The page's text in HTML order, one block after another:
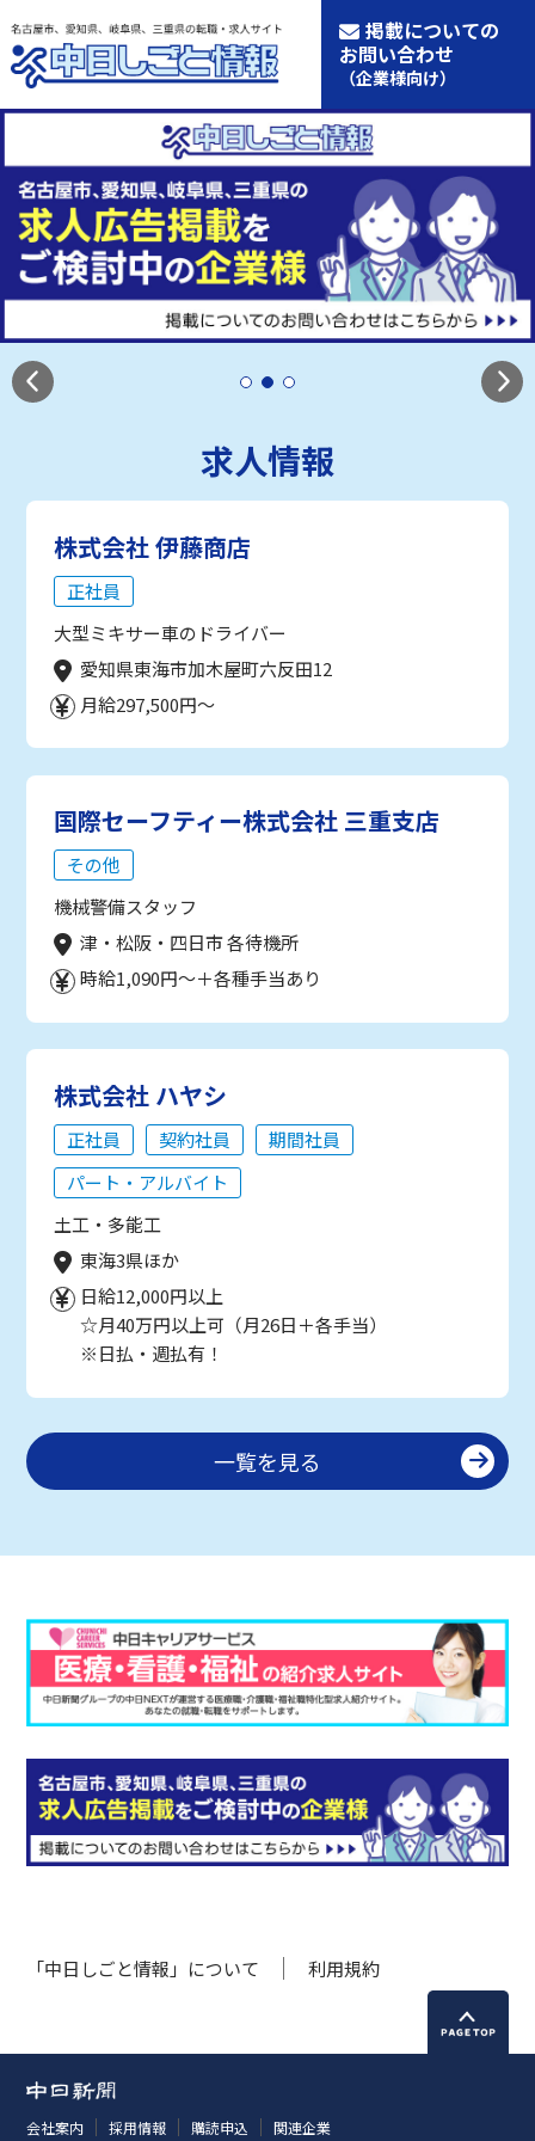
掲載についての
お問い合わせ
（企業様向け）
求人情報
株式会社 伊藤商店
正社員
大型ミキサー車のドライバー
愛知県東海市加木屋町六反田12
月給297,500円～
国際セーフティー株式会社 三重支店
その他
機械警備スタッフ
津・松阪・四日市 各待機所
時給1,090円～＋各種手当あり
株式会社 ハヤシ
正社員 契約社員
期間社員
パート・アルバイト
土工・多能工
東海3県ほか
日給12,000円以上
☆月40万円以上可（月26日＋各手当）
※日払・週払有！
一覧を見る
「中日しごと情報」について 利用規約
会社案内 採用情報 購読申込 関連企業